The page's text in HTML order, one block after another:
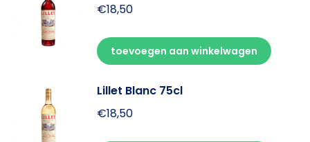
€18,50
toevoegen aan winkelwagen
Lillet Blanc 75cl
€18,50